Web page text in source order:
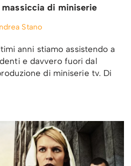
di miniserie
Stano
anni stiamo assistendo a
e davvero fuori dal
di miniserie tv. Di